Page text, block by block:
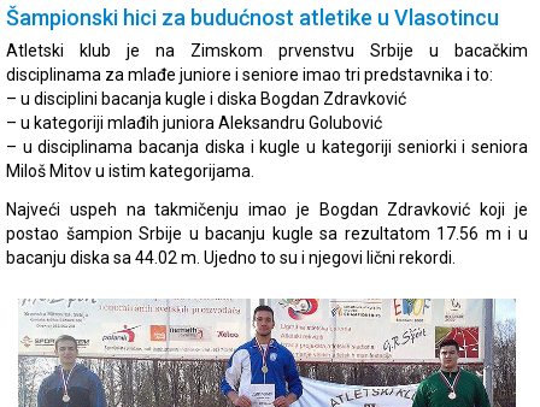
Šampionski hici za budućnost atletike u Vlasotincu
Atletski klub je na Zimskom prvenstvu Srbije u bacačkim
disciplinama za mlađe juniore i seniore imao tri predstavnika i to:
– u disciplini bacanja kugle i diska Bogdan Zdravković
– u kategoriji mlađih juniora Aleksandru Golubović
– u disciplinama bacanja diska i kugle u kategoriji seniorki i seniora
Miloš Mitov u istim kategorijama.
Najveći uspeh na takmičenju imao je Bogdan Zdravković koji je
postao šampion Srbije u bacanju kugle sa rezultatom 17.56 m i u
bacanju diska sa 44.02 m. Ujedno to su i njegovi lični rekordi.